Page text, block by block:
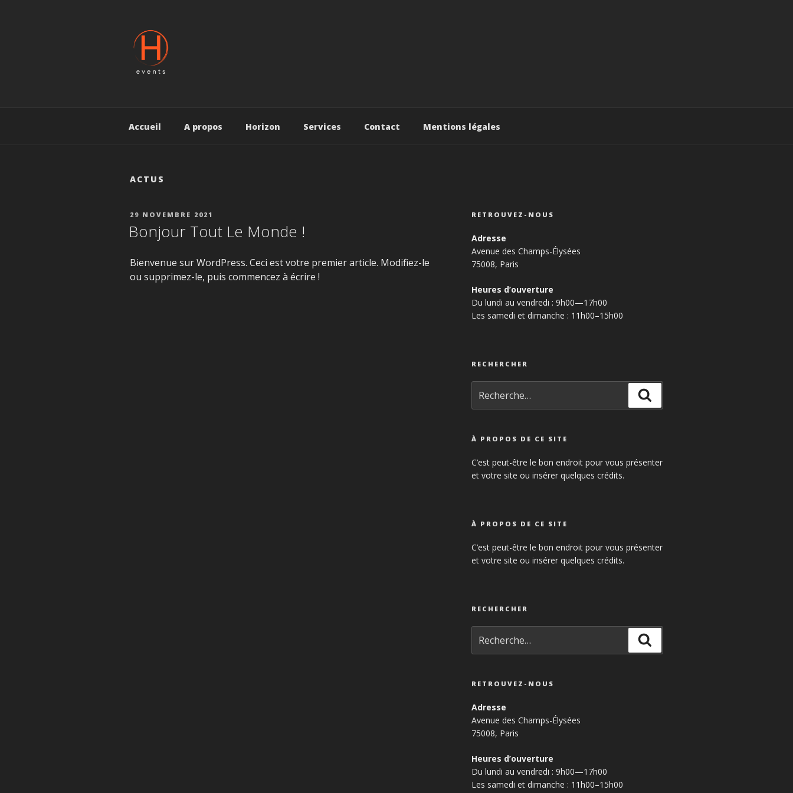
Accueil A propos Horizon Services Contact Mentions légales
ACTUS
PUBLIÉ
29 NOVEMBRE 2021
Bonjour Tout Le Monde !
Bienvenue sur WordPress. Ceci est votre premier article. Modifiez-le
ou supprimez-le, puis commencez à écrire !
RETROUVEZ-NOUS
Adresse
Avenue des Champs-Élysées
75008, Paris
Heures d’ouverture
Du lundi au vendredi : 9h00—17h00
Les samedi et dimanche : 11h00–15h00
RECHERCHER
pour
:
À PROPOS DE CE SITE
C’est peut-être le bon endroit pour vous présenter
et votre site ou insérer quelques crédits.
À PROPOS DE CE SITE
C’est peut-être le bon endroit pour vous présenter
et votre site ou insérer quelques crédits.
RECHERCHER
pour
:
RETROUVEZ-NOUS
Adresse
Avenue des Champs-Élysées
75008, Paris
Heures d’ouverture
Du lundi au vendredi : 9h00—17h00
Les samedi et dimanche : 11h00–15h00